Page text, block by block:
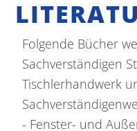
Folgende Bücher
Sachverständigen
Tischlerhandwerk
- Fenster- und